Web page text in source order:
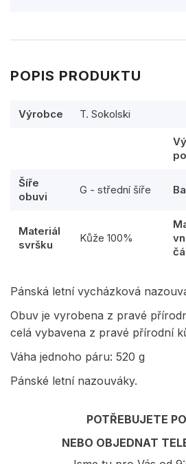
POPIS PRODUKTU
Výrobce T. Sokolski
Šíře
obuvi
G - střední šíře
Materiál
svršku
Kůže 100%
Pánská letní vycházková
Obuv je vyrobena z pravé
celá vybavena z pravé přírodní
Váha jednoho páru: 520 g
Pánské letní nazouváky.
POTŘEBUJETE
NEBO OBJEDNAT